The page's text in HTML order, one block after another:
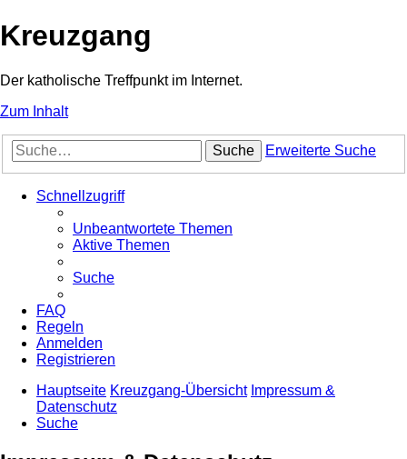
Kreuzgang
Der katholische Treffpunkt im Internet.
Zum Inhalt
Suche Erweiterte Suche
Schnellzugriff
Unbeantwortete Themen
Aktive Themen
Suche
FAQ
Regeln
Anmelden
Registrieren
Hauptseite Kreuzgang-Übersicht Impressum &
Datenschutz
Suche